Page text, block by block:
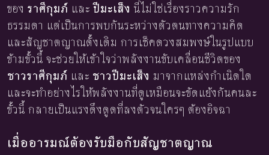
ของ ราศีกุมภ์ และปีมะเส็ง นี่ไม่ใช่เรื่องราวความรัก
ธรรมดา แต่เป็นการพบกันระหว่างตัวตนทางความคิด
และสัญชาตญาณดั้งเดิม การเช็คดวงสมพงษ์ในรูปแบบ
ข้ามขั้วนี้ จะช่วยให้เข้าใจว่าพลังงานขับเคลื่อนชีวิตของ
ชาวราศีกุมภ์ และ ชาวปีมะเส็ง มาจากแหล่งกำเนิดใด
และจะทำอย่างไรให้พลังงานที่ดูเหมือนจะขัดแย้งกันคนละ
ขั้วนี้ กลายเป็นแรงดึงดูดที่ลงตัวจนใครๆ ต้องอิจฉา
เมื่ออารมณ์ต้องรับมือกับสัญชาตญาณ